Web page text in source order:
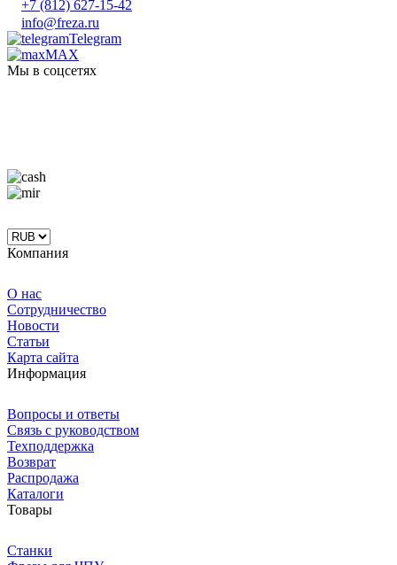
+7 (812) 627-15-42
info@freza.ru
Telegram
MAX
Мы в соцсетях
Компания
О нас
Сотрудничество
Новости
Статьи
Карта сайта
Информация
Вопросы и ответы
Связь с руководством
Техподдержка
Возврат
Распродажа
Каталоги
Товары
Станки